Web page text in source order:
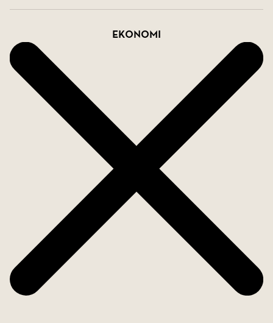
loungemöbler och direkt utgång till trädgården.
Fortsätter du uppför marmort­rappan, förbi en
dramatisk helväggsspegel som förstärker ljuset i
hela huset, når du Master-sviten. Detta privata
retreat erbjuder ett rymligt en-suite badrum och
en stor terrass med utsikt mot bergen - perfekt för
att njuta av solnedgången i fullständig harmoni.
Ytterligare en mindre övervåning vetter mot söder
med utsikt över golfbanan och badar i sol.
Fönstren här är försedda med ett ännu starkare
UV-skydd som gör det omöjligt för golfare att se in,
samtidigt som du kan njuta av utsikten hela
dagen.
I trädgården finner du en stor pool på 10 × 5 meter
Ekonomi